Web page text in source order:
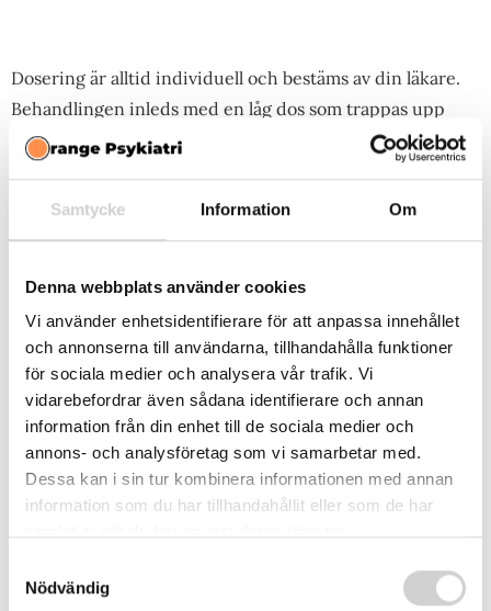
Samtycke Information Om
Denna webbplats använder cookies
Vi använder enhetsidentifierare för att anpassa innehållet
och annonserna till användarna, tillhandahålla funktioner
för sociala medier och analysera vår trafik. Vi
vidarebefordrar även sådana identifierare och annan
information från din enhet till de sociala medier och
annons- och analysföretag som vi samarbetar med.
Dessa kan i sin tur kombinera informationen med annan
information som du har tillhandahållit eller som de har
Nödvändig
Dosering är alltid individuell och bestäms av din läkare.
Behandlingen inleds med en låg dos som trappas upp
(titreras) tills man hittar lägsta möjliga dos med god effekt
och acceptabla biverkningar. Informationen nedan är
generell och hämtad från godkänd produktinformation –
Startdos: vanligtvis 20 mg en gång dagligen på
Upptrappning:dosen justeras stegvis utifrån effekt
och tolerabilitet.
Maxdos:den högsta rekommenderade dosen är 70
mg per dygn.
Tidpunkt:tas på morgonen. Eftersom effekten varar
i upp till 13–14 timmar bör den inte tas för sent på
tillämpas. Detta är ett av många exempel på varför